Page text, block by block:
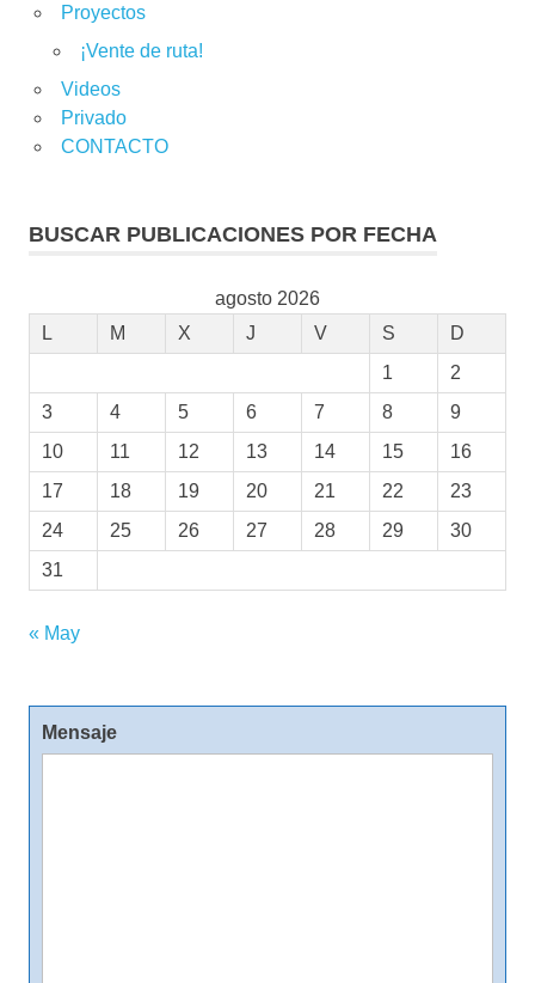
Proyectos
¡Vente de ruta!
Videos
Privado
CONTACTO
BUSCAR PUBLICACIONES POR FECHA
agosto 2026
L
M X J V S
D
1
2
3
4 5 6 7 8
9
10
11 12 13 14 15
16
17
18 19 20 21 22
23
24
25 26 27 28 29
30
31
« May
Mensaje